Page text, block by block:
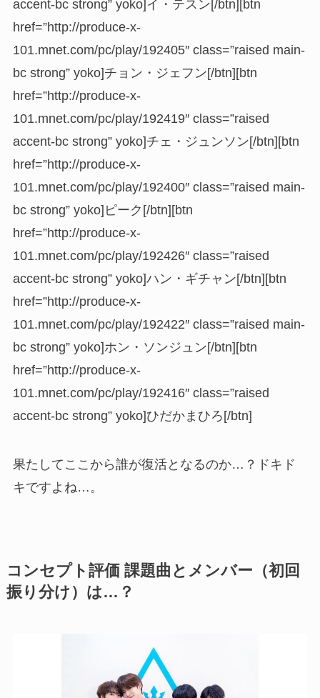
accent-bc strong” yoko]イ・テスン[/btn][btn
href=”http://produce-x-
101.mnet.com/pc/play/192405″ class=”raised main-
bc strong” yoko]チョン・ジェフン[/btn][btn
href=”http://produce-x-
101.mnet.com/pc/play/192419″ class=”raised
accent-bc strong” yoko]チェ・ジュンソン[/btn][btn
href=”http://produce-x-
101.mnet.com/pc/play/192400″ class=”raised main-
bc strong” yoko]ピーク[/btn][btn
href=”http://produce-x-
101.mnet.com/pc/play/192426″ class=”raised
accent-bc strong” yoko]ハン・ギチャン[/btn][btn
href=”http://produce-x-
101.mnet.com/pc/play/192422″ class=”raised main-
bc strong” yoko]ホン・ソンジュン[/btn][btn
href=”http://produce-x-
101.mnet.com/pc/play/192416″ class=”raised
accent-bc strong” yoko]ひだかまひろ[/btn]
果たしてここから誰が復活となるのか…？ドキド
キですよね…。
コンセプト評価 課題曲とメンバー（初回
振り分け）は…？